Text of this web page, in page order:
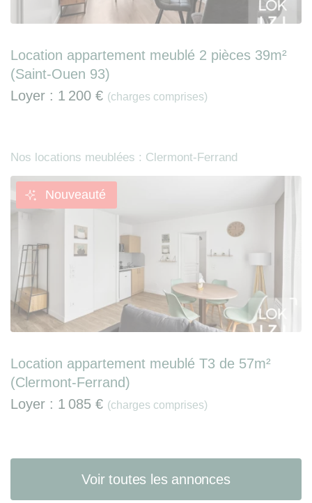
Location appartement meublé 2 pièces 39m²
(Saint-Ouen 93)
Loyer : 1 200 € (charges comprises)
Nos locations meublées : Clermont-Ferrand
Nouveauté
Location appartement meublé T3 de 57m²
(Clermont-Ferrand)
Loyer : 1 085 € (charges comprises)
Voir toutes les annonces